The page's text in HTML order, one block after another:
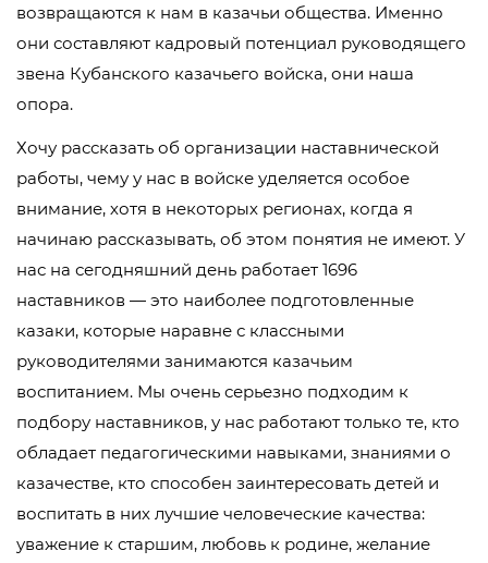
возвращаются к нам в казачьи общества. Именно
они составляют кадровый потенциал руководящего
звена Кубанского казачьего войска, они наша
опора.
Хочу рассказать об организации наставнической
работы, чему у нас в войске уделяется особое
внимание, хотя в некоторых регионах, когда я
начинаю рассказывать, об этом понятия не имеют. У
нас на сегодняшний день работает 1696
наставников — это наиболее подготовленные
казаки, которые наравне с классными
руководителями занимаются казачьим
воспитанием. Мы очень серьезно подходим к
подбору наставников, у нас работают только те, кто
обладает педагогическими навыками, знаниями о
казачестве, кто способен заинтересовать детей и
воспитать в них лучшие человеческие качества:
уважение к старшим, любовь к родине, желание